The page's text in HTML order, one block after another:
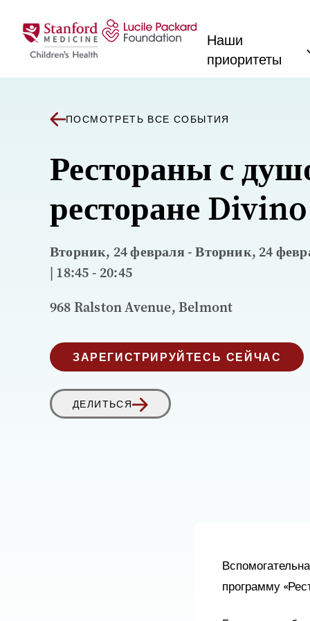
Наши
приоритеты
ПОСМОТРЕТЬ ВСЕ СОБЫТИЯ
Рестораны с
ресторане Divino
Вторник, 24 февраля - Вторник, 24
| 18:45 - 20:45
968 Ralston Avenue, Belmont
ЗАРЕГИСТРИРУЙТЕСЬ СЕЙЧАС
ДЕЛИТЬСЯ
программу